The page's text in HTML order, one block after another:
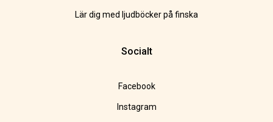
Lär dig med ljudböcker på finska
Socialt
Facebook
Instagram